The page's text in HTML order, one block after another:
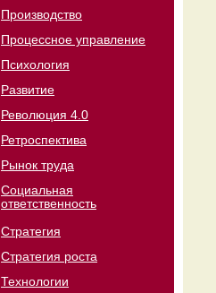
Производство
Процессное управление
Психология
Развитие
Революция 4.0
Ретроспектива
Рынок труда
Социальная
ответственность
Стратегия
Стратегия роста
Технологии